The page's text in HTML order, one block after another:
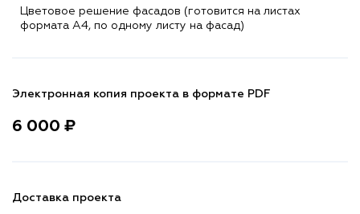
Цветовое решение фасадов (готовится на листах
формата A4, по одному листу на фасад)
Электронная копия проекта в формате PDF
6 000 ₽
Доставка проекта